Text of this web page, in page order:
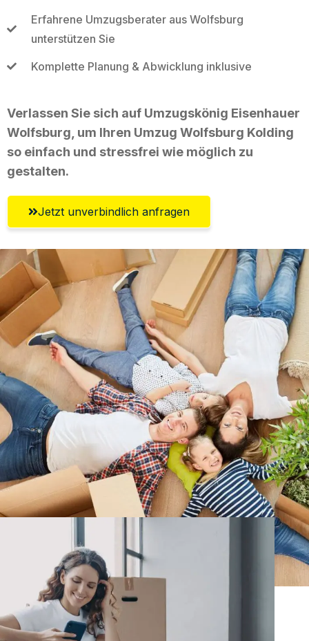
Erfahrene Umzugsberater aus Wolfsburg
unterstützen Sie
Komplette Planung & Abwicklung inklusive
Verlassen Sie sich auf Umzugskönig Eisenhauer
Wolfsburg, um Ihren Umzug Wolfsburg Kolding
so einfach und stressfrei wie möglich zu
gestalten.
Jetzt unverbindlich anfragen